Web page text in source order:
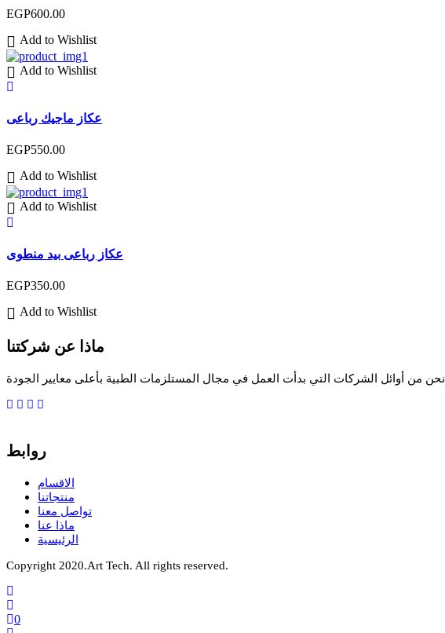
EGP600.00
Add to Wishlist
Add to Wishlist
عكاز ماجيك رباعى
EGP550.00
Add to Wishlist
Add to Wishlist
عكاز رباعى بيد منطوى
EGP350.00
Add to Wishlist
ماذا عن شركتنا
نحن من أوائل الشركات التي بدأت العمل في مجال المستلزمات الطبية بأعلى معايير الجودة
روابط
الاقسام
منتجاتنا
تواصل معنا
ماذا عنا
الرئيسية
Copyright 2020.Art Tech. All rights reserved.
0